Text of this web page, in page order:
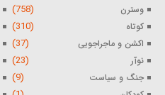
وسترن (758)
کوتاه (310)
اکشن و ماجراجویی (37)
نوآر (23)
جنگ و سیاست (9)